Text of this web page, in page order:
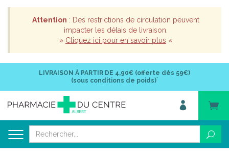
Attention : Des restrictions de circulation peuvent
impacter les délais de livraison.
» Cliquez ici pour en savoir plus «
LIVRAISON À PARTIR DE 4,90€ (offerte dès 59€)
(sous conditions de poids)*